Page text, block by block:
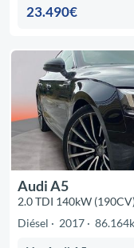
23.490€
Audi A5
2.0 TDI 140kW
Diésel
2017